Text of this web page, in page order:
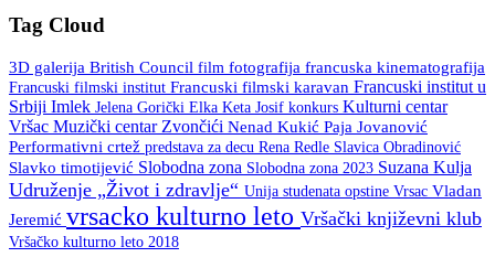
Tag Cloud
3D galerija British Council film fotografija francuska kinematografija
Francuski filmski institut Francuski filmski karavan Francuski institut u
Srbiji Imlek Jelena Gorički Elka Keta Josif konkurs Kulturni centar
Vršac Muzički centar Zvončići Nenad Kukić Paja Jovanović
Performativni crtež predstava za decu Rena Redle Slavica Obradinović
Slavko timotijević Slobodna zona Slobodna zona 2023 Suzana Kulja
Udruženje „Život i zdravlje“ Unija studenata opstine Vrsac Vladan
Jeremić vrsacko kulturno leto Vršački književni klub
Vršačko kulturno leto 2018